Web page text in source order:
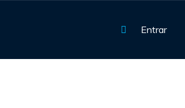
Entrar